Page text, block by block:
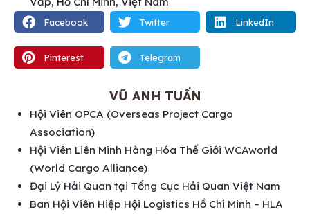
Facebook Twitter LinkedIn
Pinterest Telegram
VŨ ANH TUẤN
Hội Viên OPCA (Overseas Project Cargo
Association)
Hội Viên Liên Minh Hàng Hóa Thế Giới WCAworld
(World Cargo Alliance)
Đại Lý Hải Quan tại Tổng Cục Hải Quan Việt Nam
Ban Hội Viên Hiệp Hội Logistics Hồ Chí Minh – HLA